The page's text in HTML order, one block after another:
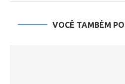
VOCÊ TAMBÉM